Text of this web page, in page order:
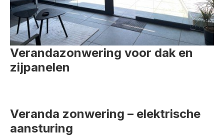
Verandazonwering voor dak en
zijpanelen
Veranda zonwering – elektrische
aansturing